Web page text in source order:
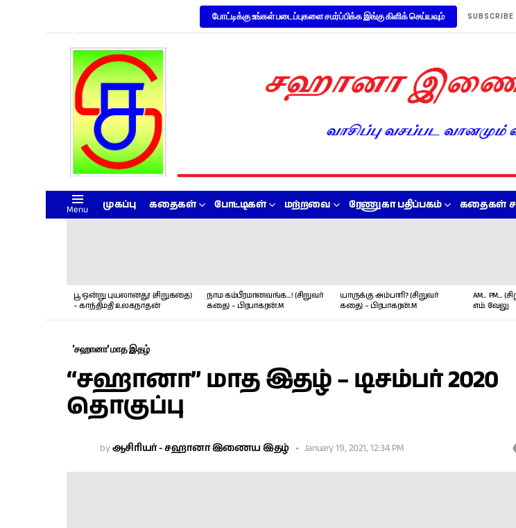
போட்டிக்கு உங்கள் படைப்புகளை சமர்ப்பிக்க இங்கு கிளிக் செய்யவும் SUBSCRIBE
Menu முகப்பு கதைகள் போட்டிகள் மற்றவை ரேணுகா பதிப்பகம் கதைகள்
பூ ஒன்று புயலானது! (சிறுகதை)
– காந்திமதி உலகநாதன்
நாம கம்பீரமானவங்க…! (சிறுவர்
கதை) – பிரபாகரன்.M
யாருக்கு அம்பாரி? (சிறுவர்
கதை) – பிரபாகரன்.M
AM… PM…
எம். வேலு
'சஹானா' மாத இதழ்
“சஹானா” மாத இதழ் – டிசம்பர் 2020
தொகுப்பு
byஆசிரியர் - சஹானா இணைய இதழ் January 19, 2021, 12:34 PM